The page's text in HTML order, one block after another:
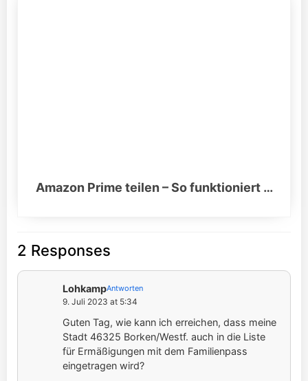
Amazon Prime teilen – So funktioniert …
2 Responses
LohkampAntworten
9. Juli 2023 at 5:34
Guten Tag, wie kann ich erreichen, dass meine
Stadt 46325 Borken/Westf. auch in die Liste
für Ermäßigungen mit dem Familienpass
eingetragen wird?